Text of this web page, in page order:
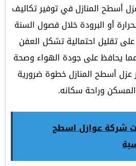
أسطح المنازل في توفير تكاليف
أو البرودة خلال فصول السنة
تقليل احتمالية تشكل العفن
يحافظ على جودة الهواء وصحة
عزل أسطح المنازل خطوة ضرورية
وراحة سكانه.
شركة عوازل اسطح